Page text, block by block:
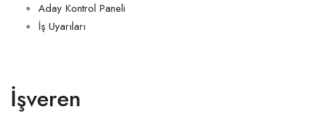
Aday Kontrol Paneli
İş Uyarıları
İşveren